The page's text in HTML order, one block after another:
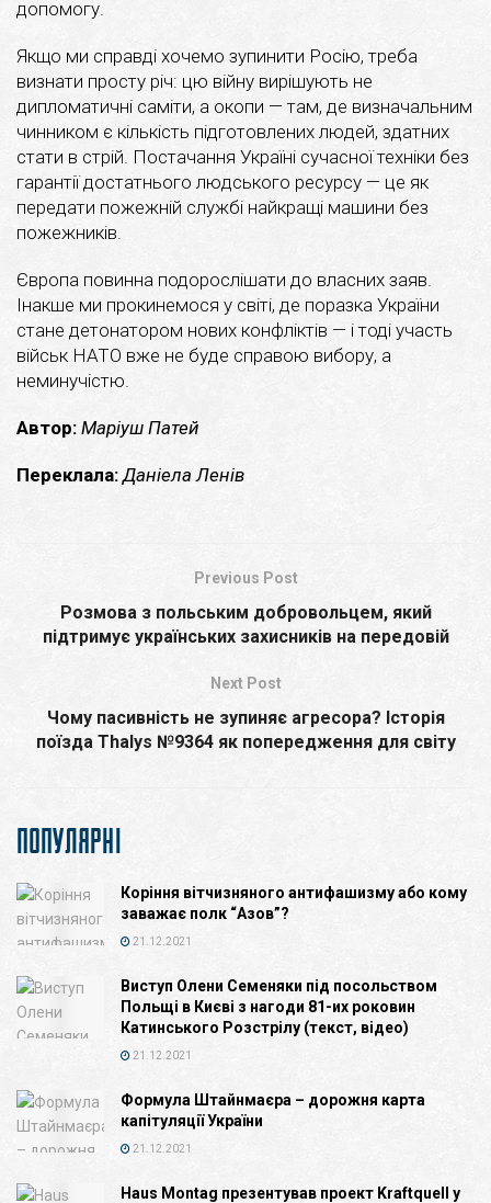
допомогу.
Якщо ми справді хочемо зупинити Росію, треба
визнати просту річ: цю війну вирішують не
дипломатичні саміти, а окопи — там, де визначальним
чинником є кількість підготовлених людей, здатних
стати в стрій. Постачання Україні сучасної техніки без
гарантії достатнього людського ресурсу — це як
передати пожежній службі найкращі машини без
пожежників.
Європа повинна подорослішати до власних заяв.
Інакше ми прокинемося у світі, де поразка України
стане детонатором нових конфліктів — і тоді участь
військ НАТО вже не буде справою вибору, а
неминучістю.
Автор: Маріуш Патей
Переклала: Даніела Ленів
Previous Post
Розмова з польським добровольцем, який
підтримує українських захисників на передовій
Next Post
Чому пасивність не зупиняє агресора? Історія
поїзда Thalys №9364 як попередження для світу
ПОПУЛЯРНІ
Коріння вітчизняного антифашизму або кому
заважає полк “Азов”?
21.12.2021
Виступ Олени Семеняки під посольством
Польщі в Києві з нагоди 81-их роковин
Катинського Розстрілу (текст, відео)
21.12.2021
Формула Штайнмаєра – дорожня карта
капітуляції України
21.12.2021
Haus Montag презентував проект Kraftquell у